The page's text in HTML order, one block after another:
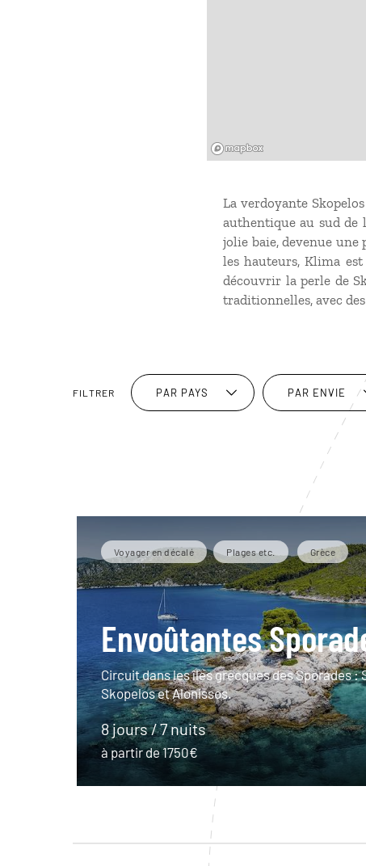
La verdoyante
authentique au sud de
jolie baie, devenue
les hauteurs, Klima
découvrir la perle de
traditionnelles, avec
FILTRER PAR PAYS PAR ENVIE
Voyager en décalé Plages etc. Grèce
Envoûtantes
Circuit dans les îles grecques des Sporades :
Skopelos et Alonissos.
8 jours / 7 nuits
à partir de 1750€